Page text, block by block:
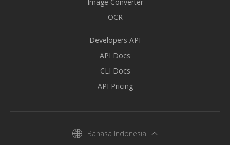
OCR
Developers API
API Docs
CLI Docs
API Pricing
Bahasa Indonesia